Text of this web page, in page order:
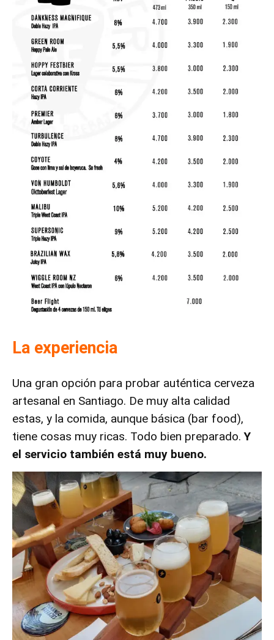
La experiencia
Una gran opción para probar auténtica cerveza
artesanal en Santiago. De muy alta calidad
estas, y la comida, aunque básica (bar food),
tiene cosas muy ricas. Todo bien preparado.Y
el servicio también está muy bueno.